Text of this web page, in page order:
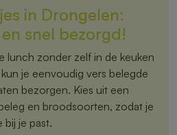
in Drongelen:
snel bezorgd!
lunch zonder zelf in de keuken
je eenvoudig vers belegde
bezorgen. Kies uit een
en broodsoorten, zodat je
bij je past.